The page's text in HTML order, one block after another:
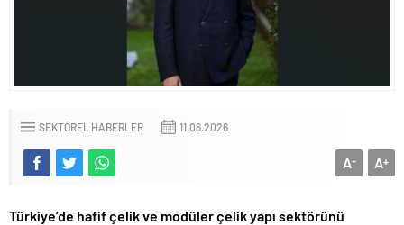
SEKTÖREL HABERLER 11.06.2026
A+
A-
Türkiye’de hafif çelik ve modüler çelik yapı sektörünü